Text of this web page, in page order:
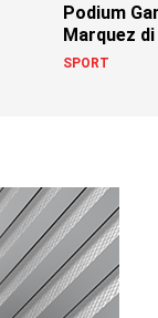
Podium
Marquez
SPORT